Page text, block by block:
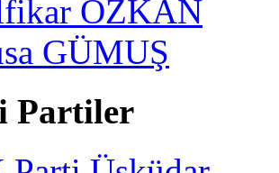
ÖZKAN
GÜMUŞ
Partiler